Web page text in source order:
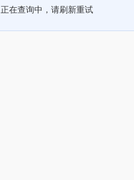
正在查询中，请刷新重试